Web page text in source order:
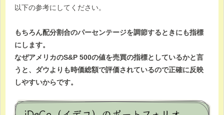
以下の参考にしてください。
もちろん配分割合のパーセンテージを調節するときにも指標
にします。
なぜアメリカのS&P 500の値を売買の指標としているかと言
うと、ダウよりも時価総額で評価されているので正確に反映
しやすいからです。